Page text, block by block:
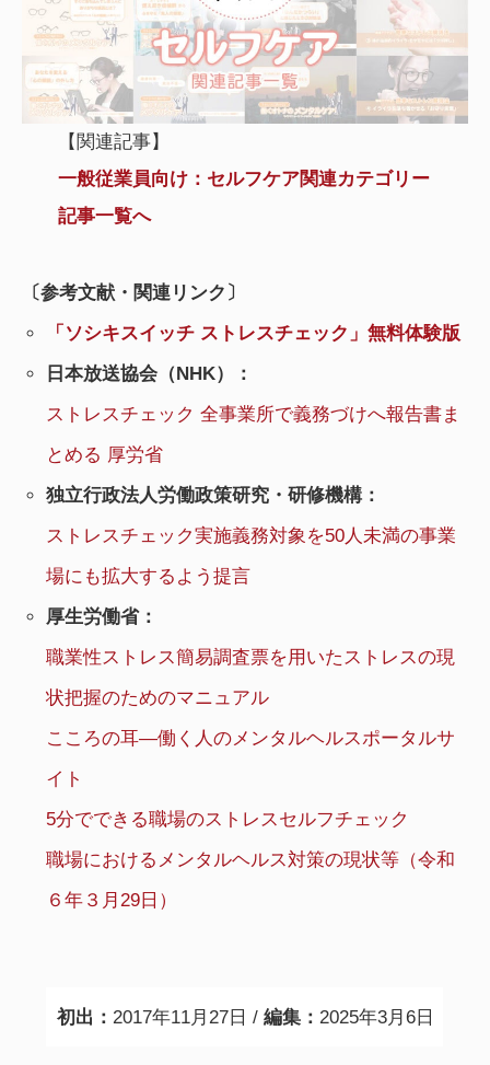
【関連記事】
一般従業員向け：セルフケア関連カテゴリー
記事一覧へ
〔参考文献・関連リンク〕
「ソシキスイッチ ストレスチェック」無料体験版
日本放送協会（NHK）：
ストレスチェック 全事業所で義務づけへ報告書ま
とめる 厚労省
独立行政法人労働政策研究・研修機構：
ストレスチェック実施義務対象を50人未満の事業
場にも拡大するよう提言
厚生労働省：
職業性ストレス簡易調査票を用いたストレスの現
状把握のためのマニュアル
こころの耳―働く人のメンタルヘルスポータルサ
イト
5分でできる職場のストレスセルフチェック
職場におけるメンタルヘルス対策の現状等（令和
６年３月29日）
初出： 2017年11月27日 / 編集： 2025年3月6日